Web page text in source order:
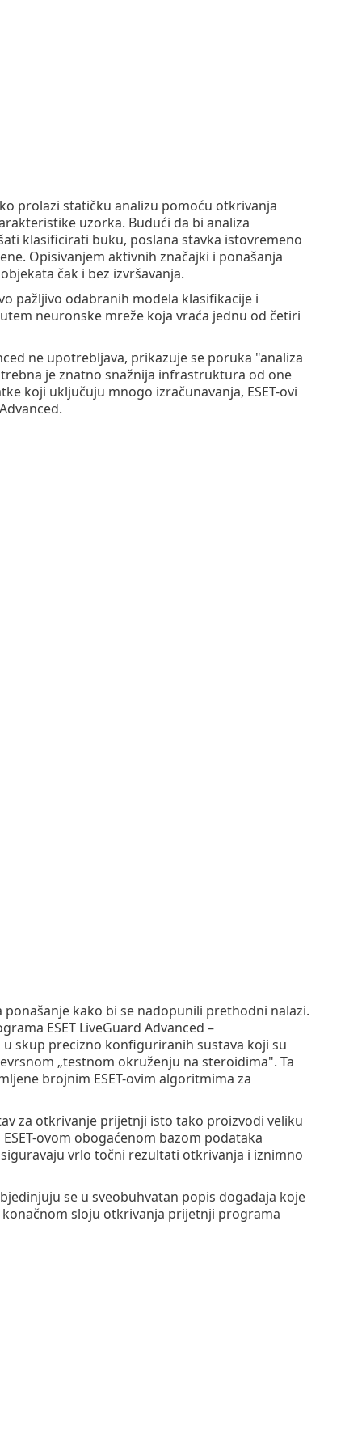
prolazi statičku analizu pomoću otkrivanja
uzorka. Budući da bi analiza
klasificirati buku, poslana stavka istovremeno
Opisivanjem aktivnih značajki i ponašanja
čak i bez izvršavanja.
pažljivo odabranih modela klasifikacije i
neuronske mreže koja vraća jednu od četiri
ne upotrebljava, prikazuje se poruka "analiza
je znatno snažnija infrastruktura od one
koji uključuju mnogo izračunavanja, ESET-ovi
kako bi se nadopunili prethodni nalazi.
ESET LiveGuard Advanced –
skup precizno konfiguriranih sustava koji su
„testnom okruženju na steroidima". Ta
brojnim ESET-ovim algoritmima za
za otkrivanje prijetnji isto tako proizvodi veliku
ovom obogaćenom bazom podataka
vrlo točni rezultati otkrivanja i iznimno
se u sveobuhvatan popis događaja koje
sloju otkrivanja prijetnji programa